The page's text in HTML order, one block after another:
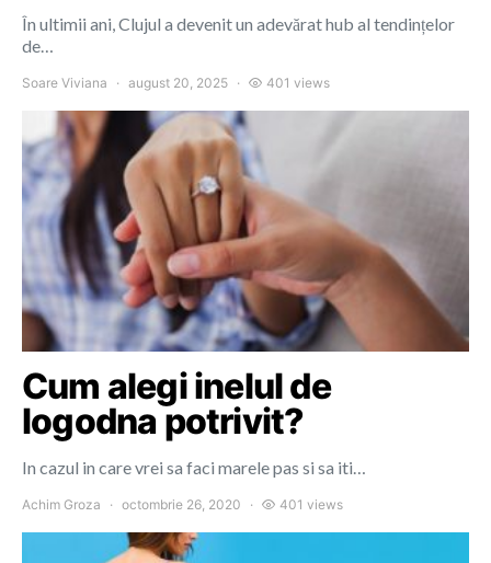
În ultimii ani, Clujul a devenit un adevărat hub al tendințelor
de…
Soare Viviana august 20, 2025 401 views
Cum alegi inelul de
logodna potrivit?
In cazul in care vrei sa faci marele pas si sa iti…
Achim Groza octombrie 26, 2020 401 views